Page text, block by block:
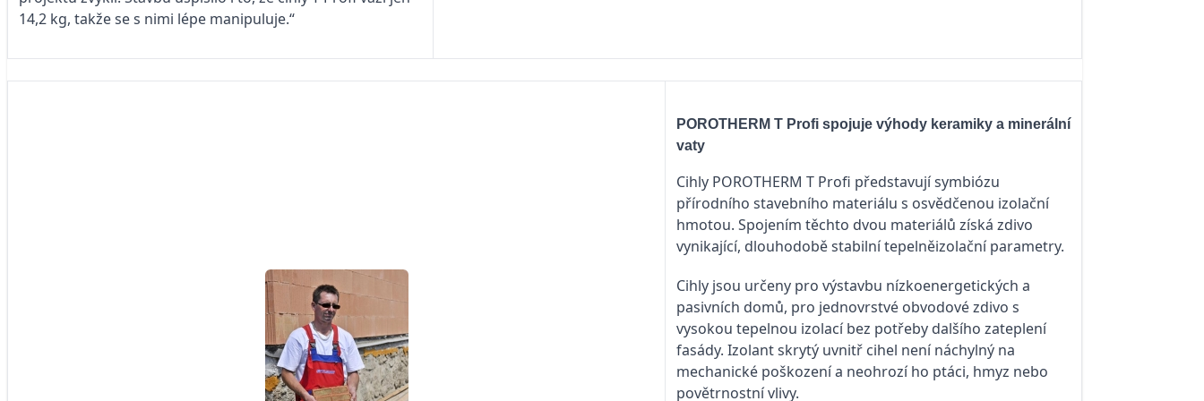
14,2 kg, takže se s nimi lépe manipuluje.“
POROTHERM T Profi spojuje výhody keramiky a minerální
vaty
Cihly POROTHERM T Profi představují symbiózu
přírodního stavebního materiálu s osvědčenou izolační
hmotou. Spojením těchto dvou materiálů získá zdivo
vynikající, dlouhodobě stabilní tepelněizolační parametry.
Cihly jsou určeny pro výstavbu nízkoenergetických a
pasivních domů, pro jednovrstvé obvodové zdivo s
vysokou tepelnou izolací bez potřeby dalšího zateplení
fasády. Izolant skrytý uvnitř cihel není náchylný na
mechanické poškození a neohrozí ho ptáci, hmyz nebo
povětrnostní vlivy.